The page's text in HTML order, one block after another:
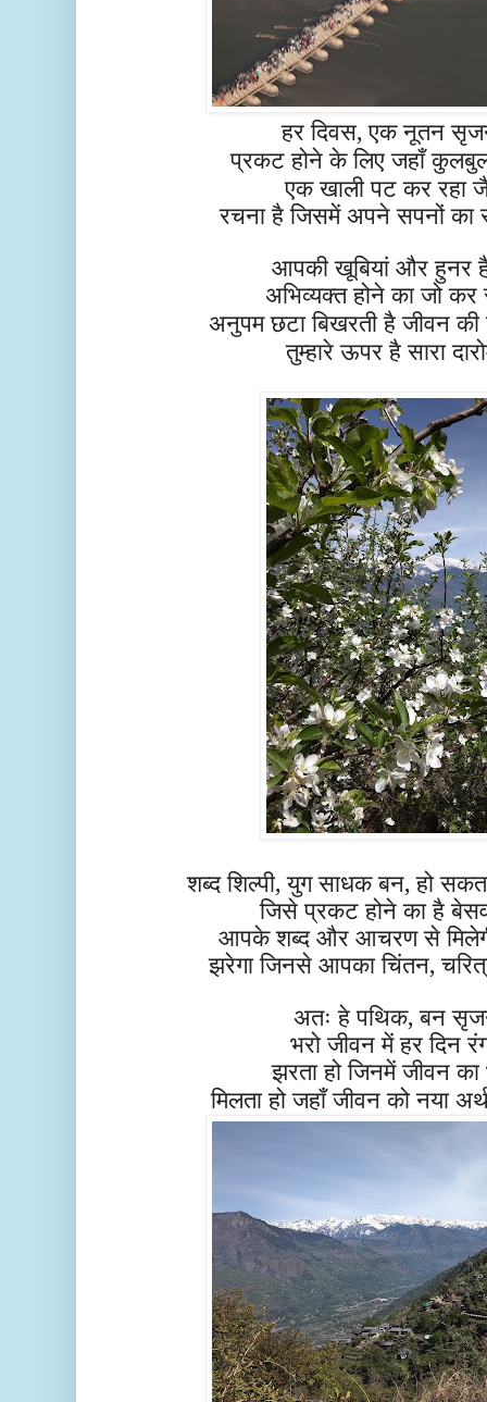
हर दिवस, एक नूतन
प्रकट होने के लिए जहाँ
एक खाली पट कर रहा
रचना है जिसमें अपने सपनों का
आपकी खूबियां और हुनर
अभिव्यक्त होने काजोकर
अनुपम छटा बिखरती है जीवन की
तुम्हारे ऊपर है सारा
शब्द शिल्पी, युग साधक बन, हो
जिसे प्रकट होने का है
आपके शब्द और आचरण से
झरेगा जिनसे आपका चिंतन,
अतः हे पथिक, बन
भरो जीवन में हर दिन
झरता हो जिनमें जीवन का
मिलता हो जहाँ जीवन को नया